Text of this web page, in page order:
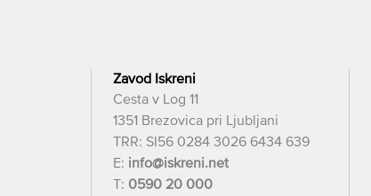
Zavod Iskreni
Cesta v Log 11
1351 Brezovica pri Ljubljani
TRR: SI56 0284 3026 6434 639
E: info@iskreni.net
T: 0590 20 000